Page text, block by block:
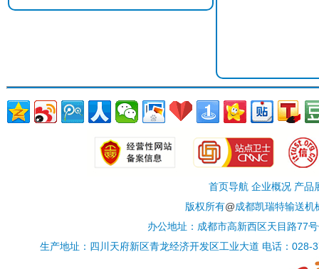
首页导航 企业概况 产品
版权所有@成都凯瑞特输送机
办公地址：成都市高新西区天目路77
生产地址：四川天府新区青龙经济开发区工业大道 电话：